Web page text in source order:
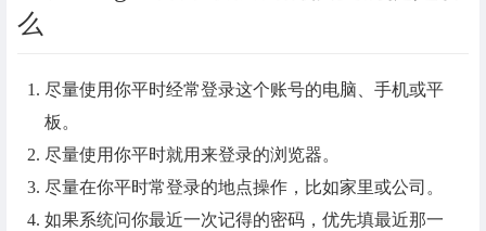
么
尽量使用你平时经常登录这个账号的电脑、手机或平
板。
尽量使用你平时就用来登录的浏览器。
尽量在你平时常登录的地点操作，比如家里或公司。
如果系统问你最近一次记得的密码，优先填最近那一